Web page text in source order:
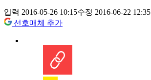
입력 2016-05-26 10:15수정 2016-06-22 12:35
선호매체 추가